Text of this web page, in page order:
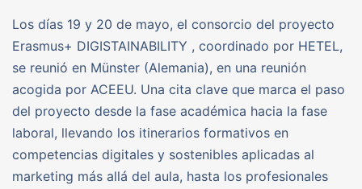
Los días 19 y 20 de mayo, el consorcio del proyecto
Erasmus+ DIGISTAINABILITY , coordinado por HETEL,
se reunió en Münster (Alemania), en una reunión
acogida por ACEEU. Una cita clave que marca el paso
del proyecto desde la fase académica hacia la fase
laboral, llevando los itinerarios formativos en
competencias digitales y sostenibles aplicadas al
marketing más allá del aula, hasta los profesionales